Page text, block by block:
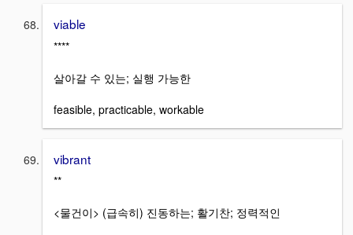
viable
****
살아갈 수 있는; 실행 가능한
feasible, practicable, workable
vibrant
**
<물건이> (급속히) 진동하는; 활기찬; 정력적인